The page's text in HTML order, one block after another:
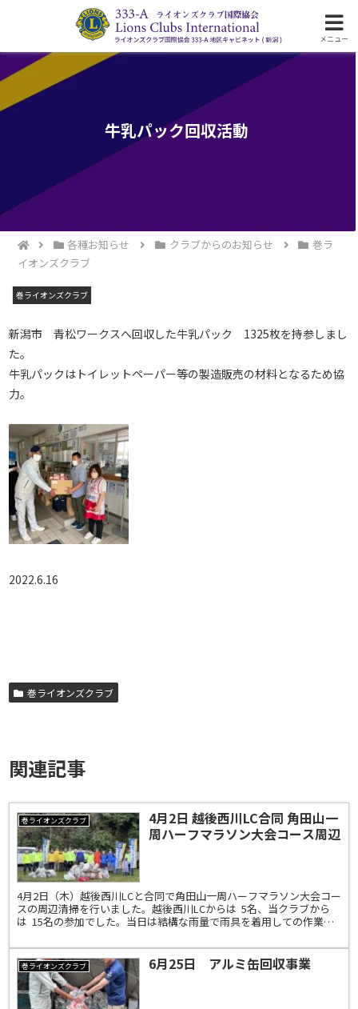
ライオンズクラブ国際協会333-A地区の活動
牛乳パック回収活動
各種お知らせ クラブからのお知らせ
巻ラ
イオンズクラブ
巻ライオンズクラブ
新潟市 青松ワークスへ回収した牛乳パック 1325枚を持参しまし
た。
牛乳パックはトイレットペーパー等の製造販売の材料となるため協
力。
2022.6.16
巻ライオンズクラブ
関連記事
巻ライオンズクラブ
4月2日 越後西川LC合同 角田山一
周ハーフマラソン大会コース周辺
4月2日（木）越後西川LCと合同で角田山一周ハーフマラソン大会コー
スの周辺清掃を行いました。越後西川LCからは 5名、当クラブから
は 15名の参加でした。当日は結構な雨量で雨具を着用しての作業と
巻ライオンズクラブ 6月25日 アルミ缶回収事業
メニュー